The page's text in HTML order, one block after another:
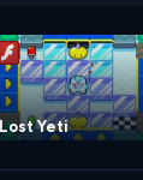
Lost Yeti